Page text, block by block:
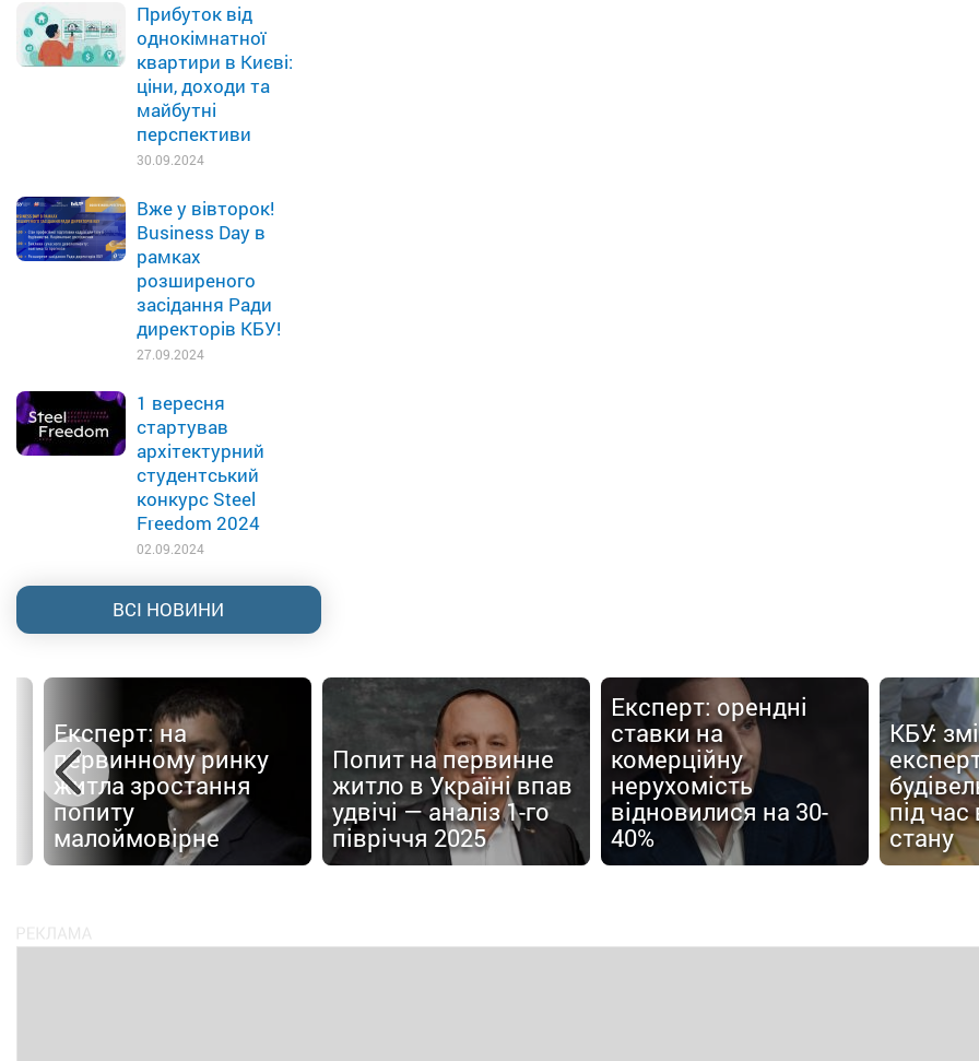
Прибуток від
однокімнатної
квартири в Києві:
ціни, доходи та
майбутні
перспективи
30.09.2024
Вже у вівторок!
Business Day в
рамках
розширеного
засідання Ради
директорів КБУ!
27.09.2024
1 вересня
стартував
архітектурний
студентський
конкурс Steel
Freedom 2024
02.09.2024
ВСІ НОВИНИ
Експерт: на
первинному ринку
житла зростання
попиту
малоймовірне
Попит на первинне
житло в Україні впав
удвічі — аналіз 1-го
півріччя 2025
Експерт: орендні
ставки на
комерційну
нерухомість
відновилися на 30-
40%
КБУ:
під
стану